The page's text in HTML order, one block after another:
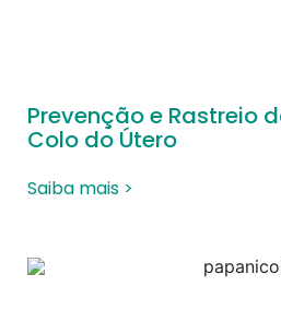
Prevenção e Rastreio
Colo do Útero
Saiba mais >